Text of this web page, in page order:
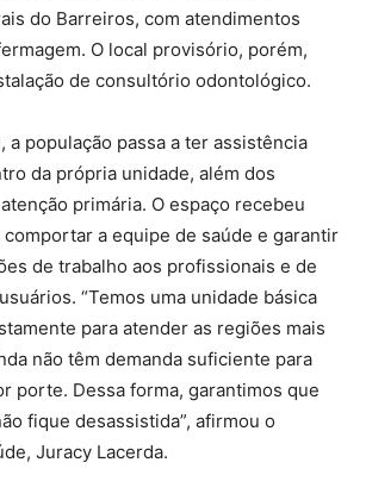
do Barreiros, com atendimentos
O local provisório, porém,
de consultório odontológico.
a população passa a ter assistência
da própria unidade, além dos
primária. O espaço recebeu
comportar a equipe de saúde e garantir
de trabalho aos profissionais e de
“Temos uma unidade básica
para atender as regiões mais
não têm demanda suficiente para
porte. Dessa forma, garantimos que
fique desassistida”, afirmou o
Juracy Lacerda.